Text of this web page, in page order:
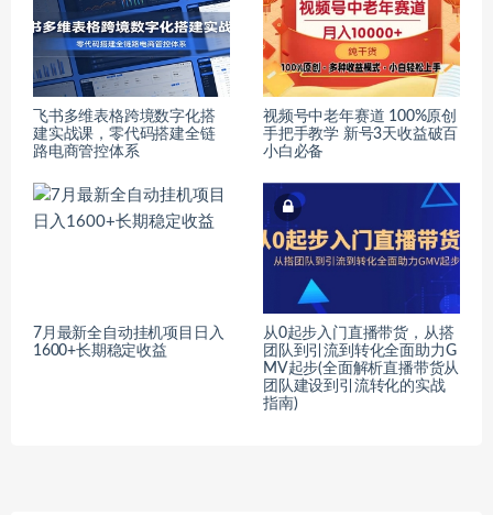
飞书多维表格跨境数字化搭
建实战课，零代码搭建全链
路电商管控体系
视频号中老年赛道 100%原创
手把手教学 新号3天收益破百
小白必备
7月最新全自动挂机项目日入
1600+长期稳定收益
从0起步入门直播带货，从搭
团队到引流到转化全面助力G
MV起步(全面解析直播带货从
团队建设到引流转化的实战
指南)